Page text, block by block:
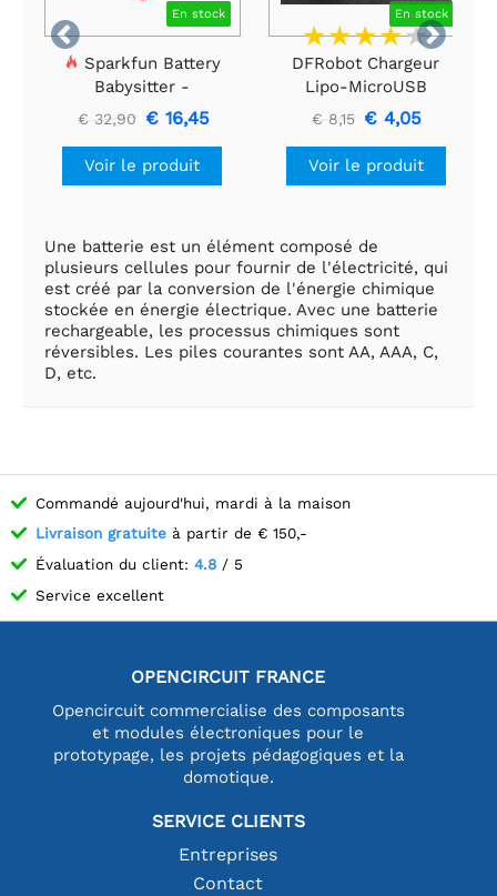


En stock
Sparkfun Battery
Babysitter -
Gestionnaire de
batterie LiPo
€ 32,90 € 16,45
Voir le produit
En stock
DFRobot Chargeur
Lipo-MicroUSB
€ 8,15 € 4,05
Voir le produit
Une batterie est un élément composé de
plusieurs cellules pour fournir de l'électricité, qui
est créé par la conversion de l'énergie chimique
stockée en énergie électrique. Avec une batterie
rechargeable, les processus chimiques sont
réversibles. Les piles courantes sont AA, AAA, C,
D, etc.
Commandé aujourd'hui, mardi à la maison
Livraison gratuite à partir de € 150,-
Évaluation du client: 4.8 / 5
Service excellent
OPENCIRCUIT FRANCE
Opencircuit commercialise des composants
et modules électroniques pour le
prototypage, les projets pédagogiques et la
domotique.
SERVICE CLIENTS
Entreprises
Contact